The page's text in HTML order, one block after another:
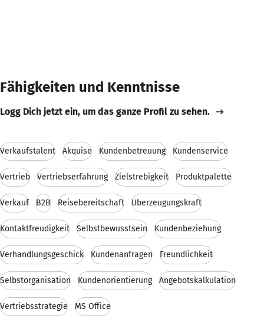
Fähigkeiten und Kenntnisse
Logg Dich jetzt ein, um das ganze Profil zu sehen.
Verkaufstalent Akquise Kundenbetreuung Kundenservice
Vertrieb Vertriebserfahrung Zielstrebigkeit Produktpalette
Verkauf B2B Reisebereitschaft Überzeugungskraft
Kontaktfreudigkeit Selbstbewusstsein Kundenbeziehung
Verhandlungsgeschick Kundenanfragen Freundlichkeit
Selbstorganisation Kundenorientierung Angebotskalkulation
Vertriebsstrategie MS Office